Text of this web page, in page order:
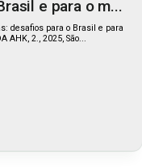
e para o m...
desafios para o Brasil e para
AHK, 2., 2025, São...